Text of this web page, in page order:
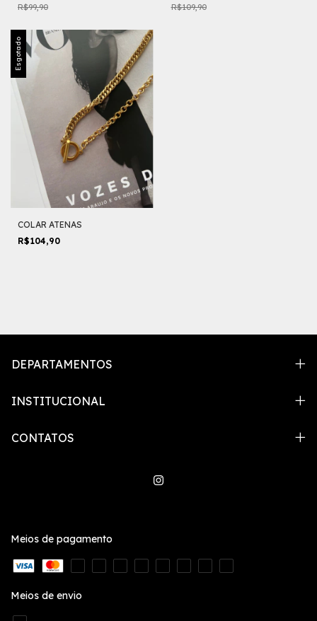
R$99,90 R$109,90
Esgotado
COLAR ATENAS
R$104,90
DEPARTAMENTOS
INSTITUCIONAL
CONTATOS
Meios de pagamento
Meios de envio